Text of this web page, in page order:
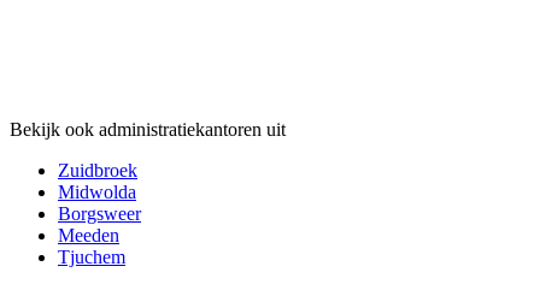
Bekijk ook administratiekantoren uit
Zuidbroek
Midwolda
Borgsweer
Meeden
Tjuchem